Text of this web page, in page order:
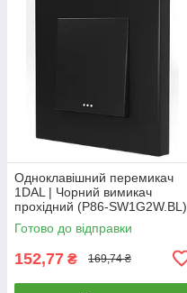
Одноклавішний перемикач
1DAL | Чорний вимикач
прохідний (P86-SW1G2W.BL)
Готово до відправки
152,77 ₴ 169,74 ₴